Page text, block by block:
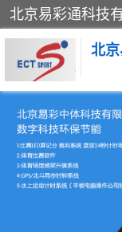
北
记分系统
智能颁奖旗系统
计时计分及成